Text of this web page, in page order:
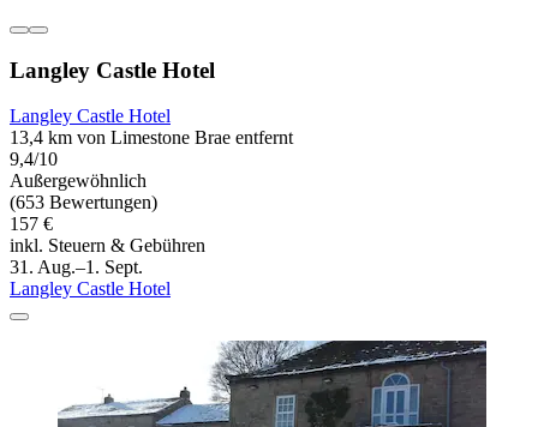
Langley Castle Hotel
Langley Castle Hotel
13,4 km von Limestone Brae entfernt
9,4/10
Außergewöhnlich
(653 Bewertungen)
157 €
inkl. Steuern & Gebühren
31. Aug.–1. Sept.
Langley Castle Hotel